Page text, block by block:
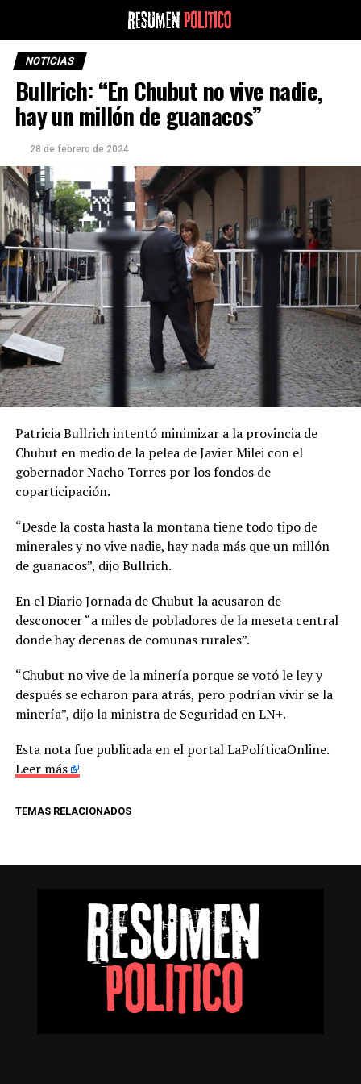
NOTICIAS
Bullrich: “En Chubut no vive nadie,
hay un millón de guanacos”
28 de febrero de 2024
Patricia Bullrich intentó minimizar a la provincia de
Chubut en medio de la pelea de Javier Milei con el
gobernador Nacho Torres por los fondos de
coparticipación.
“Desde la costa hasta la montaña tiene todo tipo de
minerales y no vive nadie, hay nada más que un millón
de guanacos”, dijo Bullrich.
En el Diario Jornada de Chubut la acusaron de
desconocer “a miles de pobladores de la meseta central
donde hay decenas de comunas rurales”.
“Chubut no vive de la minería porque se votó le ley y
después se echaron para atrás, pero podrían vivir se la
minería”, dijo la ministra de Seguridad en LN+.
Esta nota fue publicada en el portal LaPolíticaOnline.
Leer más
TEMAS RELACIONADOS